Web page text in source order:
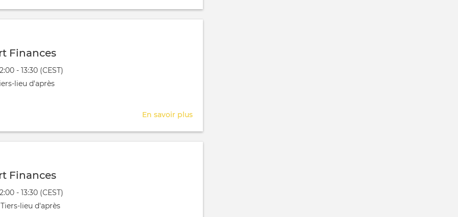
Expert
Finances
- 13:30 (CEST)
aura lieu au / à
lieu d'après
En savoir plus
Expert
Finances
- 13:30 (CEST)
aura lieu au / à
Tiers-lieu d'après